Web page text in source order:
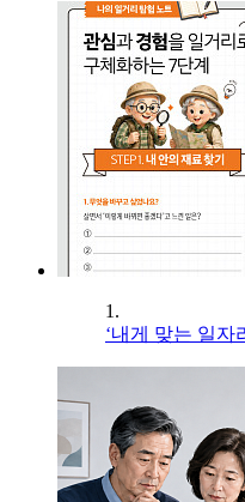
1.
‘내게 맞는 일자